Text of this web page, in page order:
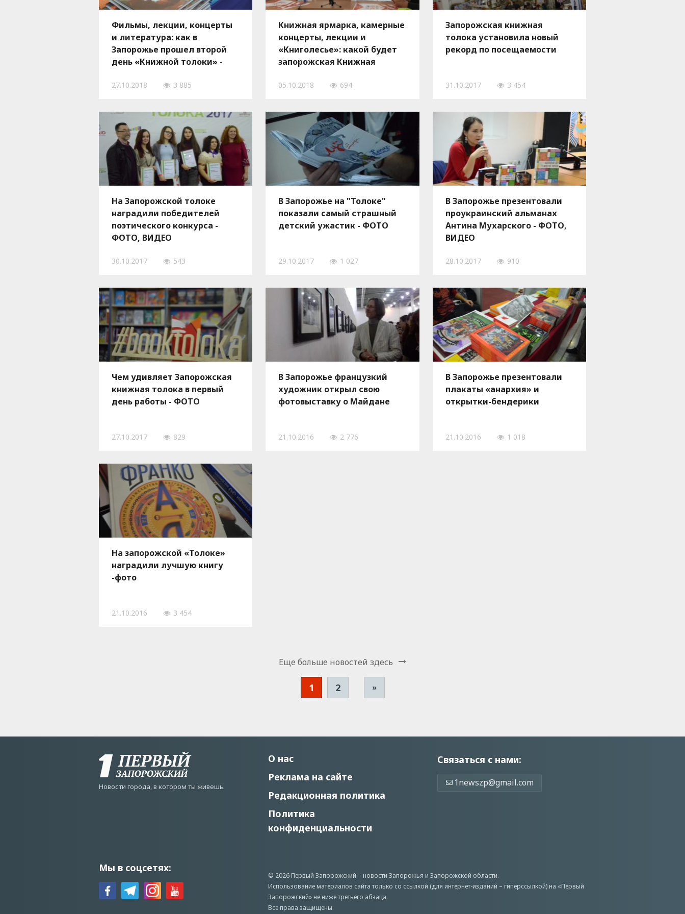
Фильмы, лекции, концерты
и литература: как в
Запорожье прошел второй
день «Книжной толоки» -
27.10.2018 3 885
Книжная ярмарка, камерные
концерты, лекции и
«Книголесье»: какой будет
запорожская Книжная
05.10.2018 694
Запорожская книжная
толока установила новый
рекорд по посещаемости
31.10.2017 3 454
На Запорожской толоке
наградили победителей
поэтического конкурса -
ФОТО, ВИДЕО
30.10.2017 543
В Запорожье на "Толоке"
показали самый страшный
детский ужастик - ФОТО
29.10.2017 1 027
В Запорожье презентовали
проукраинский альманах
Антина Мухарского - ФОТО,
ВИДЕО
28.10.2017 910
Чем удивляет Запорожская
книжная толока в первый
день работы - ФОТО
27.10.2017 829
В Запорожье французкий
художник открыл свою
фотовыставку о Майдане
21.10.2016 2 776
В Запорожье презентовали
плакаты «анархия» и
открытки-бендерики
21.10.2016 1 018
На запорожской «Толоке»
наградили лучшую книгу
-фото
21.10.2016 3 454
Еще больше новостей здесь
1 2 »
Новости города, в котором ты живешь.
О нас
Реклама на сайте
Редакционная политика
Политика
конфиденциальности
Связаться с нами:
1newszp@gmail.com
Мы в соцсетях:
© 2026 Первый Запорожский – новости Запорожья и Запорожской области.
Использование материалов сайта только со ссылкой (для интернет-изданий – гиперссылкой) на «Первый
Запорожский» не ниже третьего абзаца.
Все права защищены.